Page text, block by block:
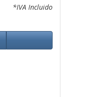
*IVA Incluido